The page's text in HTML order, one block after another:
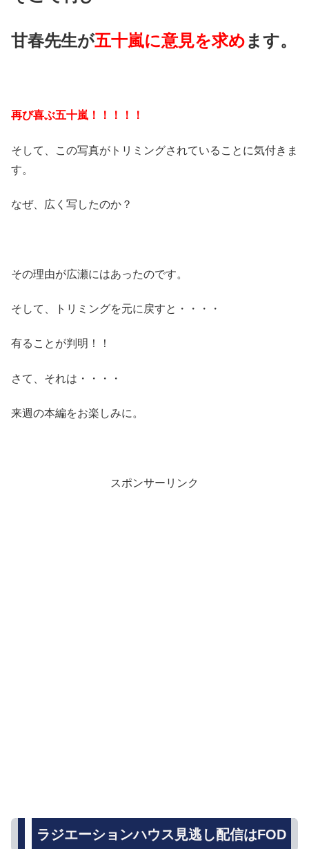
甘春先生が五十嵐に意見を求めます。
再び喜ぶ五十嵐！！！！！
そして、この写真がトリミングされていることに気付きま
す。
なぜ、広く写したのか？
その理由が広瀬にはあったのです。
そして、トリミングを元に戻すと・・・・
有ることが判明！！
さて、それは・・・・
来週の本編をお楽しみに。
スポンサーリンク
ラジエーションハウス見逃し配信はFOD